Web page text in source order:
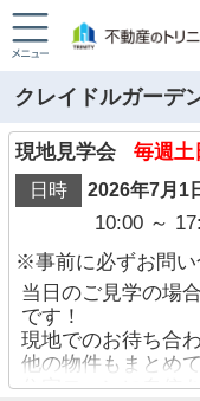
クレイドルガーデ
現地見学会 毎週土
日時 2026年7月1
10:00 ～
※事前に必ずお問い
当日のご見学の場
です！
現地でのお待ち合
他の物件もまとめ
住宅ローンに自信